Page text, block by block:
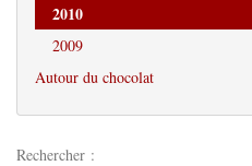
2010
2009
Autour du chocolat
Rechercher :